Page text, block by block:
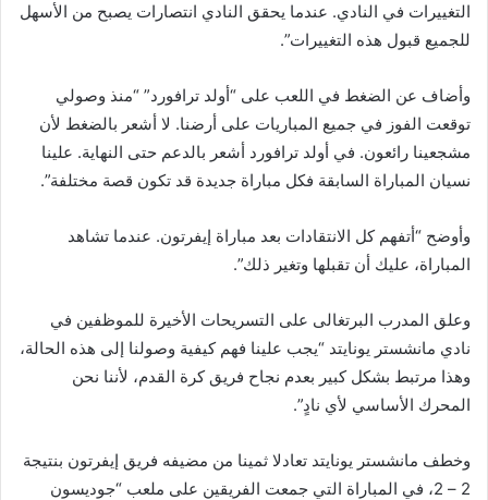
التغييرات في النادي. عندما يحقق النادي انتصارات يصبح من الأسهل
للجميع قبول هذه التغييرات”.
وأضاف عن الضغط في اللعب على “أولد ترافورد” “منذ وصولي
توقعت الفوز في جميع المباريات على أرضنا. لا أشعر بالضغط لأن
مشجعينا رائعون. في أولد ترافورد أشعر بالدعم حتى النهاية. علينا
نسيان المباراة السابقة فكل مباراة جديدة قد تكون قصة مختلفة”.
وأوضح “أتفهم كل الانتقادات بعد مباراة إيفرتون. عندما تشاهد
المباراة، عليك أن تقبلها وتغير ذلك”.
وعلق المدرب البرتغالى على التسريحات الأخيرة للموظفين في
نادي مانشستر يونايتد “يجب علينا فهم كيفية وصولنا إلى هذه الحالة،
وهذا مرتبط بشكل كبير بعدم نجاح فريق كرة القدم، لأننا نحن
المحرك الأساسي لأي نادٍ”.
وخطف مانشستر يونايتد تعادلا ثمينا من مضيفه فريق إيفرتون بنتيجة
2 – 2، في المباراة التي جمعت الفريقين على ملعب “جوديسون